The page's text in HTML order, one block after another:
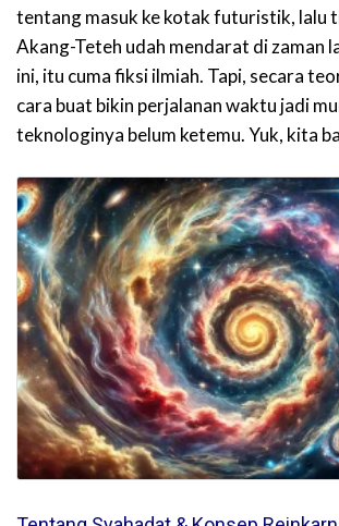
tentang masuk ke kotak futuristik, lalu
Akang-Teteh udah mendarat di zaman
ini, itu cuma fiksi ilmiah. Tapi, secara
cara buat bikin perjalanan waktu jadi
teknologinya belum ketemu. Yuk, kita